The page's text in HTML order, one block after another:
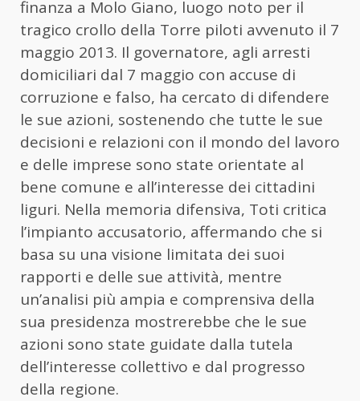
finanza a Molo Giano, luogo noto per il
tragico crollo della Torre piloti avvenuto il 7
maggio 2013. Il governatore, agli arresti
domiciliari dal 7 maggio con accuse di
corruzione e falso, ha cercato di difendere
le sue azioni, sostenendo che tutte le sue
decisioni e relazioni con il mondo del lavoro
e delle imprese sono state orientate al
bene comune e all’interesse dei cittadini
liguri. Nella memoria difensiva, Toti critica
l’impianto accusatorio, affermando che si
basa su una visione limitata dei suoi
rapporti e delle sue attività, mentre
un’analisi più ampia e comprensiva della
sua presidenza mostrerebbe che le sue
azioni sono state guidate dalla tutela
dell’interesse collettivo e dal progresso
della regione.